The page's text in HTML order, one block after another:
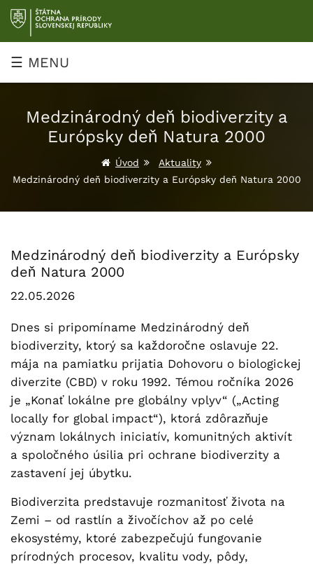
Prejsť
na
obsah
☰ MENU
Medzinárodný deň biodiverzity a
Európsky deň Natura 2000
Úvod
Aktuality
Medzinárodný deň biodiverzity a Európsky deň Natura 2000
Medzinárodný deň biodiverzity a Európsky
deň Natura 2000
22.05.2026
Dnes si pripomíname Medzinárodný deň
biodiverzity, ktorý sa každoročne oslavuje 22.
mája na pamiatku prijatia Dohovoru o biologickej
diverzite (CBD) v roku 1992. Témou ročníka 2026
je „Konať lokálne pre globálny vplyv“ („Acting
locally for global impact“), ktorá zdôrazňuje
význam lokálnych iniciatív, komunitných aktivít
a spoločného úsilia pri ochrane biodiverzity a
zastavení jej úbytku.
Biodiverzita predstavuje rozmanitosť života na
Zemi – od rastlín a živočíchov až po celé
ekosystémy, ktoré zabezpečujú fungovanie
prírodných procesov, kvalitu vody, pôdy,